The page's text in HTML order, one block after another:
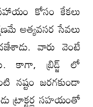
కోసం కేకలు
అత్యవసర సేవలు
వారు వెంటే
కాగా, బ్రిడ్జ్ లో
నష్టం జరగకుండా
ట్రాక్టర్ల సహయంతో